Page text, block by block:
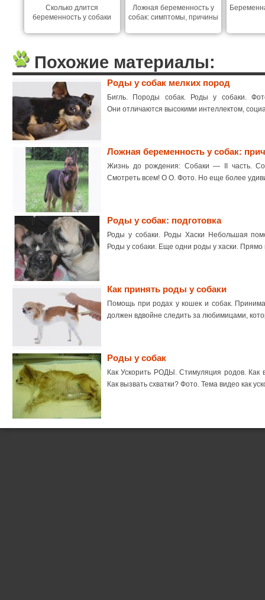
Сколько длится
беременность у собаки
Ложная беременность у
собак: симптомы, причины
Похожие материалы:
Роды у собак мелких пород
Бигль. Породы собак. Роды у собаки.
Они отличаются высокими интеллектом,
Ложная беременность у собак:
Жизнь до рождения: Собаки — II часть.
Смотреть всем! О О. Фото. Но еще более
Роды у собак: подготовка
Роды у собаки. Роды Хаски Небольшая
Роды у собаки. Еще одни роды у хаски. Прямо
Как принять роды у собаки
Помощь при родах у кошек и собак.
должен вдвойне следить за любимицами,
Роды у собак
Как Ускорить РОДЫ. Стимуляция родов. Как
Как вызвать схватки? Фото. Тема видео как